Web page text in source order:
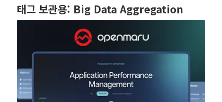
태그 보관용: Big Data Aggregation